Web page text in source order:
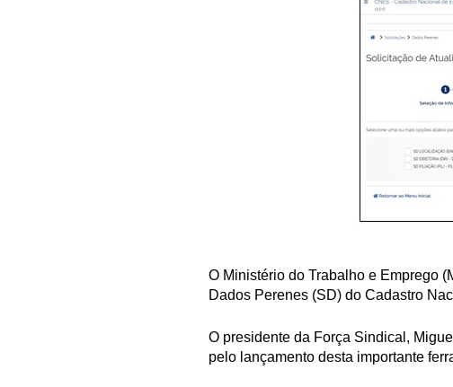
O Ministério do Trabalho e Emprego
Dados Perenes (SD) do Cadastro
O presidente da Força Sindical,
pelo lançamento desta importante